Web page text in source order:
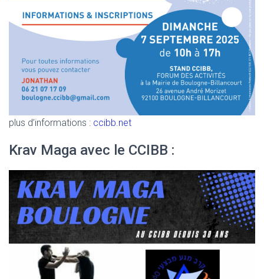
plus d’informations : ccibb.net
Krav Maga avec le CCIBB :